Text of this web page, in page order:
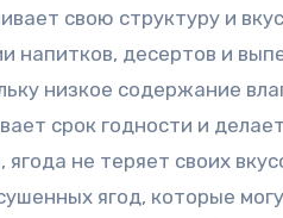
свою структуру и
напитков, десертов и
низкое содержание
срок годности и
не теряет своих
ягод, которые